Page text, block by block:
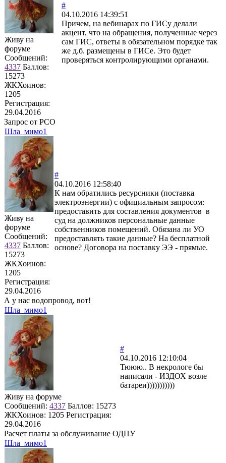
Живу на
форуме
Сообщений:
4337 Баллов:
15273
ЖКХоинов:
1205
Регистрация:
29.04.2016
#
04.10.2016 14:39:51
Причем, на вебинарах по ГИСу делали
акцент, что на обращения, полученные через
сам ГИС, ответы в обязательном порядке так
же д.б. размещены в ГИСе. Это будет
проверяться контролирующими органами.
Запрос от РСО
Шла_мимо1
Живу на
форуме
Сообщений:
4337 Баллов:
15273
ЖКХоинов:
1205
Регистрация:
29.04.2016
#
04.10.2016 12:58:40
К нам обратились ресурсники (поставка
электроэнергии) с официальным запросом:
предоставить для составления документов в
суд на должников персональные данные
собственников помещений. Обязана ли УО
предоставлять такие данные? На бесплатной
основе? Договора на поставку ЭЭ - прямые.
А у нас водопровод, вот!
Шла_мимо1
Живу на форуме
Сообщений: 4337 Баллов: 15273
ЖКХоинов: 1205 Регистрация:
29.04.2016
#
04.10.2016 12:10:04
Тююю.. В некрологе бы
написали - ИЗДОХ возле
батареи)))))))))))
Расчет платы за обслуживание ОДПУ
Шла_мимо1